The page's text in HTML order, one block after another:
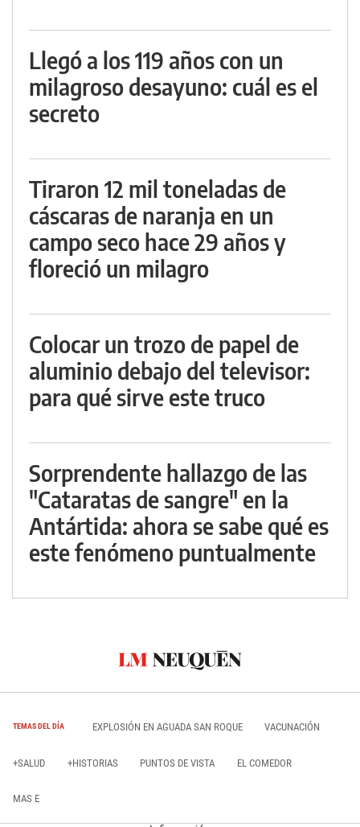
Llegó a los 119 años con un
milagroso desayuno: cuál es el
secreto
Tiraron 12 mil toneladas de
cáscaras de naranja en un
campo seco hace 29 años y
floreció un milagro
Colocar un trozo de papel de
aluminio debajo del televisor:
para qué sirve este truco
Sorprendente hallazgo de las
"Cataratas de sangre" en la
Antártida: ahora se sabe qué es
este fenómeno puntualmente
TEMAS DEL DÍA EXPLOSIÓN EN AGUADA SAN ROQUE VACUNACIÓN
+SALUD +HISTORIAS PUNTOS DE VISTA EL COMEDOR
MAS E